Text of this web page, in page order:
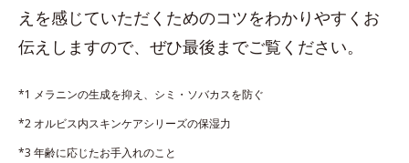
えを感じていただくためのコツをわかりやすくお
伝えしますので、ぜひ最後までご覧ください。
*1 メラニンの生成を抑え、シミ・ソバカスを防ぐ
*2 オルビス内スキンケアシリーズの保湿力
*3 年齢に応じたお手入れのこと